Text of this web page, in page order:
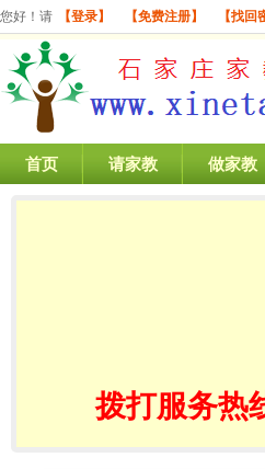
您好！请 【登录】 【免费注册】 【找回
首页 请家教 做家教
拨打服务热